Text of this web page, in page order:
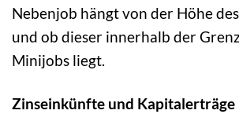
Nebenjob hängt von der Höhe
und ob dieser innerhalb der
Minijobs liegt.
Zinseinkünfte und Kapitalerträge